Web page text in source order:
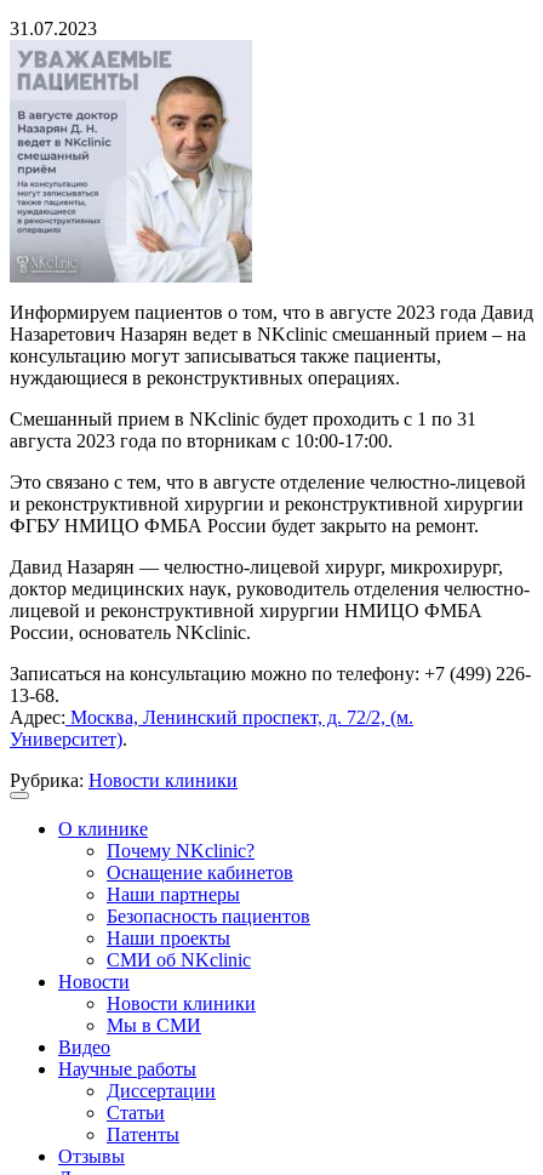
31.07.2023
Информируем пациентов о том, что в августе 2023 года Давид
Назаретович Назарян ведет в NKclinic смешанный прием – на
консультацию могут записываться также пациенты,
нуждающиеся в реконструктивных операциях.
Смешанный прием в NKclinic будет проходить с 1 по 31
августа 2023 года по вторникам с 10:00-17:00.
Это связано с тем, что в августе отделение челюстно-лицевой
и реконструктивной хирургии и реконструктивной хирургии
ФГБУ НМИЦО ФМБА России будет закрыто на ремонт.
Давид Назарян — челюстно-лицевой хирург, микрохирург,
доктор медицинских наук, руководитель отделения челюстно-
лицевой и реконструктивной хирургии НМИЦО ФМБА
России, основатель NKclinic.
Записаться на консультацию можно по телефону: +7 (499) 226-
13-68.
Адрес: Москва, Ленинский проспект, д. 72/2, (м.
Университет).
Рубрика: Новости клиники
О клинике
Почему NKclinic?
Оснащение кабинетов
Наши партнеры
Безопасность пациентов
Наши проекты
СМИ об NKclinic
Новости
Новости клиники
Мы в СМИ
Видео
Научные работы
Диссертации
Статьи
Патенты
Отзывы